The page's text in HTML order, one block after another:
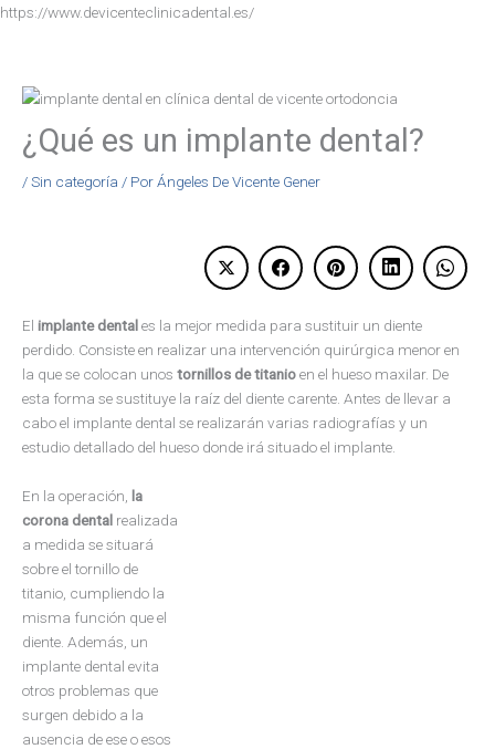
https://www.devicenteclinicadental.es/Ir
¿Qué es un implante dental?
/Sin categoría / PorÁngeles De Vicente Gener
El implante dentales la mejor medida para sustituir un diente
perdido. Consiste en realizar una intervención quirúrgica menor en
la que se colocan unos tornillos de titanioen el hueso maxilar. De
esta forma se sustituye la raíz del diente carente. Antes de llevar a
cabo el implante dental se realizarán varias radiografías y un
estudio detallado del hueso donde irá situado el implante.
En la operación, la
corona dental realizada
a medida se situará
sobre el tornillo de
titanio, cumpliendo la
misma función que el
diente. Además, un
implante dental evita
otros problemas que
surgen debido a la
ausencia de ese o esos